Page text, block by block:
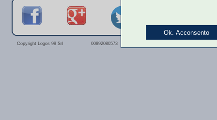
Copyright Logos 99 Srl 00892080573
Ok. Acconsento